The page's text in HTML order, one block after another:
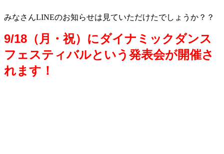
みなさんLINEのお知らせは見ていただけたでしょうか？？
9/18（月・祝）にダイナミックダンス
フェスティバルという発表会が開催さ
れます！